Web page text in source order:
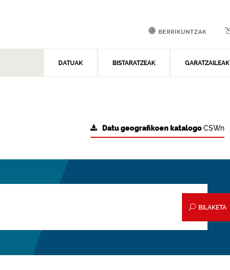
DATUAK BISTARATZEAK GARATZAILEAK
BERRIKUNTZAK
Datu geografikoen katalogoCSWn
BILAKETA